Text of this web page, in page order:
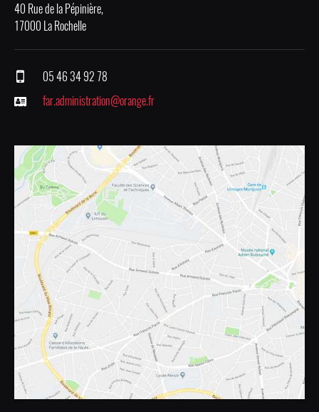
40 Rue de la Pépinière,
17000 La Rochelle
05 46 34 92 78
far.administration@orange.fr